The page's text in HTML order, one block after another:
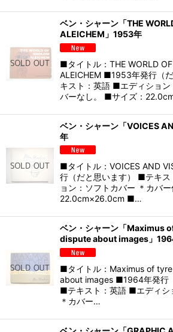
ベン・シャーン「THE
ALEICHEM」1953年
■タイトル：THE WORLD
ALEICHEM ■1953年発行（
キスト：英語 ■エディション
バーなし。 ■サイズ：
ベン・シャーン「VOICES
年
■タイトル：VOICES AND
行（だと思います） ■テキ
ョン：ソフトカバー ＊カバ
22.0cm×26.0cm ■…
ベン・シャーン「Maximus
dispute about images」
■タイトル：Maximus of
about images ■1964年発行
■テキスト：英語 ■エディシ
＊カバー…